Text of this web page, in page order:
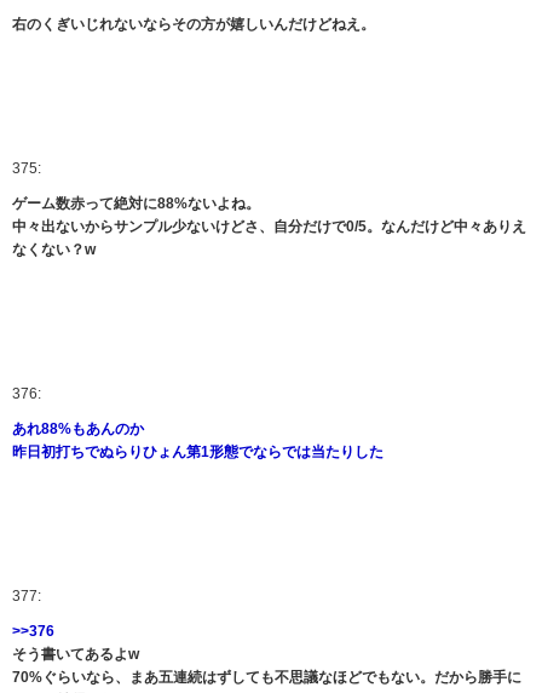
右のくぎいじれないならその方が嬉しいんだけどねえ。
375:
ゲーム数赤って絶対に88%ないよね。
中々出ないからサンプル少ないけどさ、自分だけで0/5。なんだけど中々ありえ
なくない？w
376:
あれ88%もあんのか
昨日初打ちでぬらりひょん第1形態でならでは当たりした
377:
>>376
そう書いてあるよw
70%ぐらいなら、まあ五連続はずしても不思議なほどでもない。だから勝手に